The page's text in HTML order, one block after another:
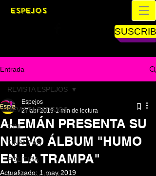
ESPEJOS
Entrada
REVISTA ESPEJOS
CINE
FINANZAS
POLÍTICA
REVISTA ESPEJOS
ALEMÁN PRESENTA SU
NUEVO ÁLBUM "HUMO
EN LA TRAMPA"
Espejos
27 abr 2019 1 min de lectura
Actualizado: 1 may 2019